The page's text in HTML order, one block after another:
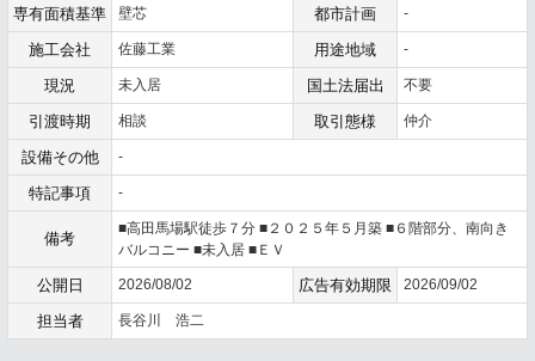
専有面積基準 壁芯 都市計画 -
施工会社 佐藤工業 用途地域 -
現況 未入居 国土法届出 不要
引渡時期 相談 取引態様 仲介
設備その他 -
特記事項 -
備考
■高田馬場駅徒歩７分 ■２０２５年５月築 ■６階部分、南向き
バルコニー ■未入居 ■ＥＶ
公開日 2026/08/02 広告有効期限 2026/09/02
担当者 長谷川 浩二